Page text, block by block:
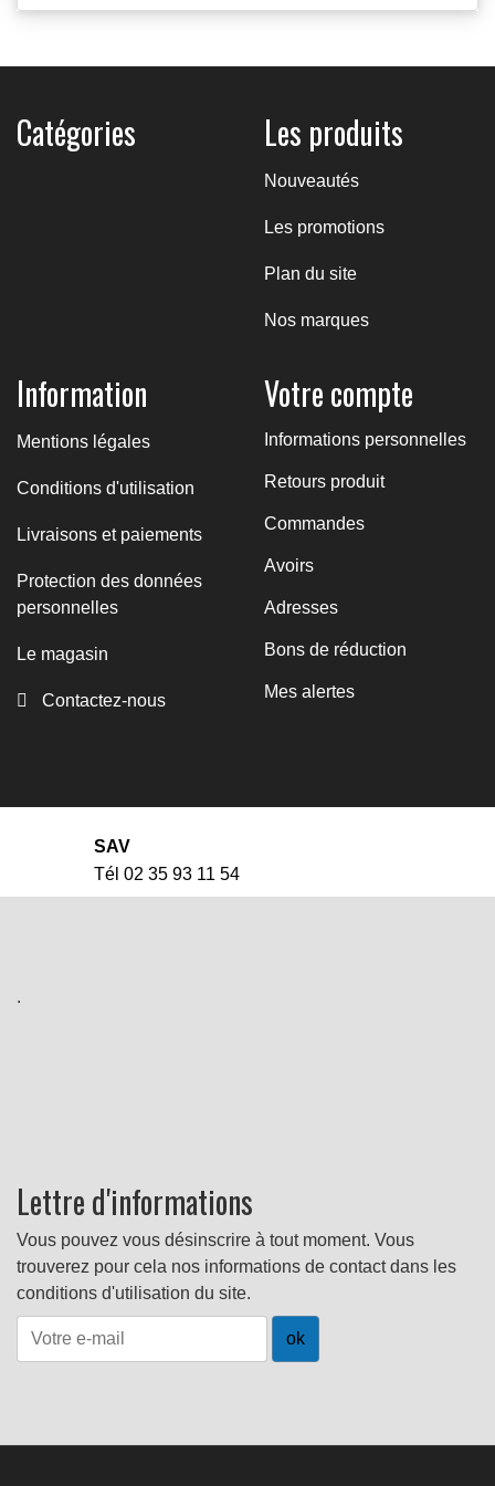
Catégories Les produits
Nouveautés
Les promotions
Plan du site
Nos marques
Information
Mentions légales
Conditions d'utilisation
Livraisons et paiements
Protection des données
personnelles
Le magasin
Contactez-nous
Votre compte
Informations personnelles
Retours produit
Commandes
Avoirs
Adresses
Bons de réduction
Mes alertes
SAV
Tél 02 35 93 11 54
.
Lettre d'informations
Vous pouvez vous désinscrire à tout moment. Vous
trouverez pour cela nos informations de contact dans les
conditions d'utilisation du site.